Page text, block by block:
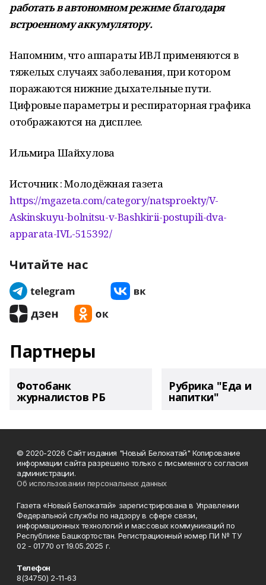
работать в автономном режиме благодаря
встроенному аккумулятору.
Напомним, что аппараты ИВЛ применяются в
тяжелых случаях заболевания, при котором
поражаются нижние дыхательные пути.
Цифровые параметры и респираторная графика
отображаются на дисплее.
Ильмира Шайхулова
Источник : Молодёжная газета
https://mgazeta.com/category/natsproekty/V-
Askinskuyu-bolnitsu-v-Bashkirii-postupili-dva-
apparata-IVL-515392/
Читайте нас
Партнеры
Фотобанк
журналистов РБ
Рубрика "Еда и
напитки"
© 2020-2026 Сайт издания "Новый Белокатай" Копирование
информации сайта разрешено только с письменного согласия
администрации.
Об использовании персональных данных
Газета «Новый Белокатай» зарегистрирована в Управлении
Федеральной службы по надзору в сфере связи,
информационных технологий и массовых коммуникаций по
Республике Башкортостан. Регистрационный номер ПИ № ТУ
02 - 01770 от 19.05.2025 г.
Телефон
8(34750) 2-11-63